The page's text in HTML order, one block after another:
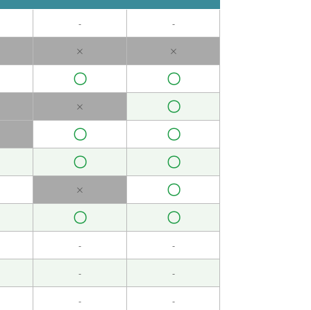
- -
× ×
〇 〇
× 〇
〇 〇
〇 〇
× 〇
〇 〇
- -
- -
- -